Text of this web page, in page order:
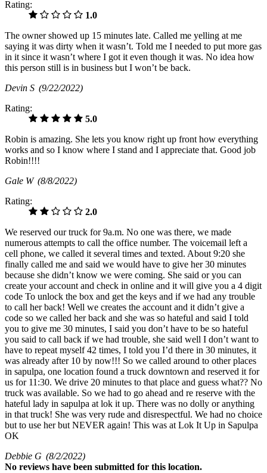
Rating:
1.0
The owner showed up 15 minutes late. Called me yelling at me
saying it was dirty when it wasn’t. Told me I needed to put more gas
in it since it wasn’t where I got it even though it was. No idea how
this person still is in business but I won’t be back.
Devin S (9/22/2022)
Rating:
5.0
Robin is amazing. She lets you know right up front how everything
works and so I know where I stand and I appreciate that. Good job
Robin!!!!
Gale W (8/8/2022)
Rating:
2.0
We reserved our truck for 9a.m. No one was there, we made
numerous attempts to call the office number. The voicemail left a
cell phone, we called it several times and texted. About 9:20 she
finally called me and said we would have to give her 30 minutes
because she didn’t know we were coming. She said or you can
create your account and check in online and it will give you a 4 digit
code To unlock the box and get the keys and if we had any trouble
to call her back! Well we creates the account and it didn’t give a
code so we called her back and she was so hateful and said I told
you to give me 30 minutes, I said you don’t have to be so hateful
you said to call back if we had trouble, she said well I don’t want to
have to repeat myself 42 times, I told you I’d there in 30 minutes, it
was already after 10 by now!!! So we called around to other places
in sapulpa, one location found a truck downtown and reserved it for
us for 11:30. We drive 20 minutes to that place and guess what?? No
truck was available. So we had to go ahead and re reserve with the
hateful lady in sapulpa at lok it up. There was no dolly or anything
in that truck! She was very rude and disrespectful. We had no choice
but to use her but NEVER again! This was at Lok It Up in Sapulpa
OK
Debbie G (8/2/2022)
No reviews have been submitted for this location.